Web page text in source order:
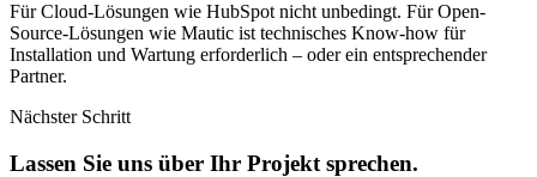
Für Cloud-Lösungen wie HubSpot nicht unbedingt. Für Open-
Source-Lösungen wie Mautic ist technisches Know-how für
Installation und Wartung erforderlich – oder ein entsprechender
Partner.
Nächster Schritt
Lassen Sie uns über Ihr Projekt sprechen.